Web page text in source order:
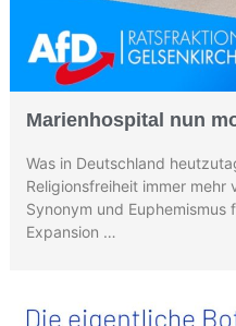
Marienhospital nun
Was in Deutschland
Religionsfreiheit immer
Synonym und Euphemismus
Expansion …